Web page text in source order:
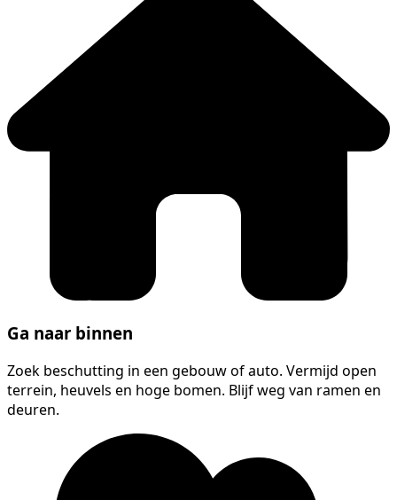
Ga naar binnen
Zoek beschutting in een gebouw of auto. Vermijd open
terrein, heuvels en hoge bomen. Blijf weg van ramen en
deuren.